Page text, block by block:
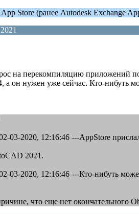
Store (ранее Autodesk Exchange
на перекомпиляцию приложений
а он нужен уже сейчас. Кто-нибуть
03-2020, 12:16:46 ---AppStore
2021.
03-2020, 12:16:46 ---Кто-нибуть
что еще нет окончательного